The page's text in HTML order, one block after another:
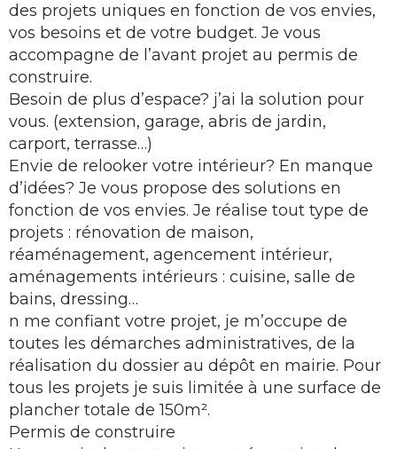
des projets uniques en fonction de vos envies,
vos besoins et de votre budget. Je vous
accompagne de l’avant projet au permis de
construire.
Besoin de plus d’espace? j’ai la solution pour
vous. (extension, garage, abris de jardin,
carport, terrasse…)
Envie de relooker votre intérieur? En manque
d’idées? Je vous propose des solutions en
fonction de vos envies. Je réalise tout type de
projets : rénovation de maison,
réaménagement, agencement intérieur,
aménagements intérieurs : cuisine, salle de
bains, dressing…
n me confiant votre projet, je m’occupe de
toutes les démarches administratives, de la
réalisation du dossier au dépôt en mairie. Pour
tous les projets je suis limitée à une surface de
plancher totale de 150m².
Permis de construire